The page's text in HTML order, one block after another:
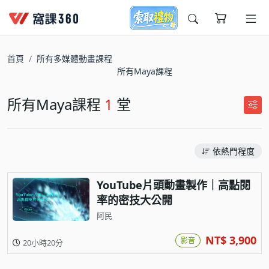
今天想要學什麼?
首頁
所有多媒體動畫課程
所有Maya課程
所有Maya課程 1 堂
依熱門程度
YouTube片頭動畫製作｜高點閱
率的密技大公開
阿民
20小時20分 影音 NT$ 3,900